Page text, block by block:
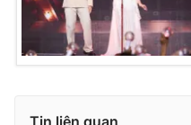
Tin liên quan